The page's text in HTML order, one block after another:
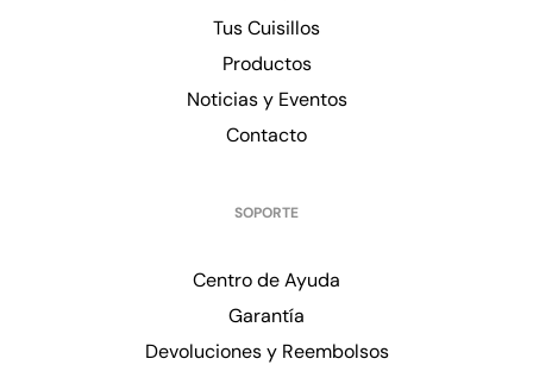
Tus Cuisillos
Productos
Noticias y Eventos
Contacto
SOPORTE
Centro de Ayuda
Garantía
Devoluciones y Reembolsos